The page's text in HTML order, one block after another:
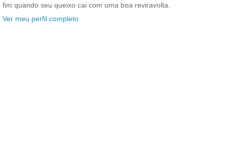
fim quando seu queixo cai com uma boa reviravolta.
Ver meu perfil completo